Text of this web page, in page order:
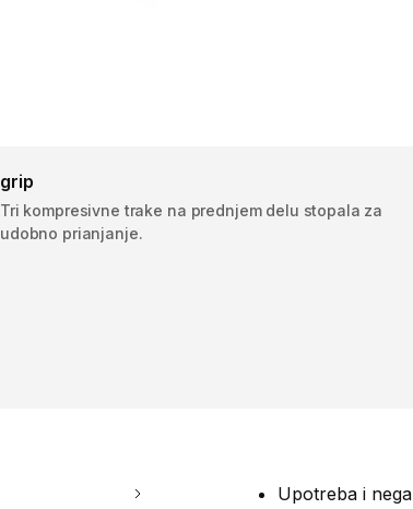
grip
Tri kompresivne trake na prednjem delu stopala za
udobno prianjanje.
Upotreba i nega